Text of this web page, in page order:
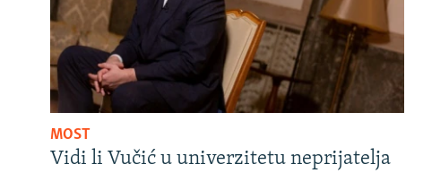
MOST
Vidi li Vučić u univerzitetu neprijatelja